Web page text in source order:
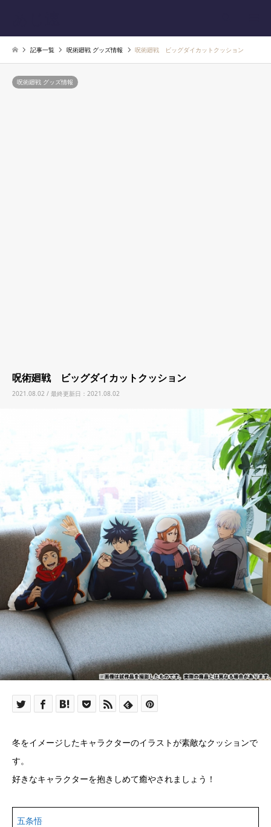
記事一覧 呪術廻戦 グッズ情報 呪術廻戦 ビッグダイカットクッション
呪術廻戦 グッズ情報
呪術廻戦 ビッグダイカットクッション
2021.08.02 / 最終更新日：2021.08.02
冬をイメージしたキャラクターのイラストが素敵なクッションで
す。
好きなキャラクターを抱きしめて癒やされましょう！
五条悟